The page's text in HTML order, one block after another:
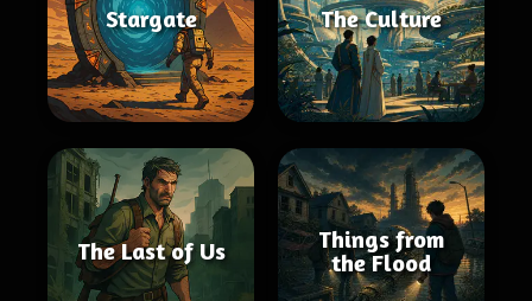
Stargate The Culture
The Last of Us
Things from
the Flood